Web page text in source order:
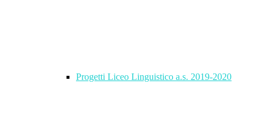
Progetti Liceo Linguistico a.s. 2019-2020